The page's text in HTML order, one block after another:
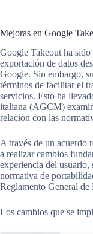
Mejoras en Google
Google Takeout ha
exportación de datos
Google. Sin embargo,
términos de facilitar el
servicios. Esto ha
italiana (AGCM)
relación con las
A través de un acuerdo
a realizar cambios
experiencia del
normativa de
Reglamento General
Los cambios que se